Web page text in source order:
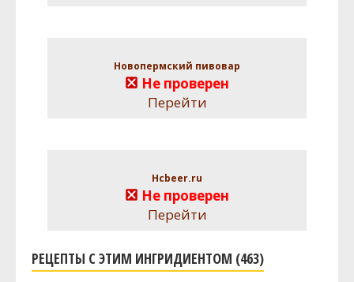
Новопермский пивовар
Не проверен
Перейти
Hcbeer.ru
Не проверен
Перейти
РЕЦЕПТЫ С ЭТИМ ИНГРИДИЕНТОМ (463)